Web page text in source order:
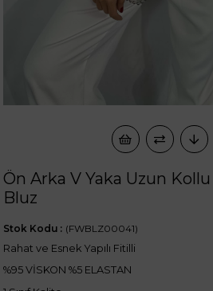
Ön Arka V Yaka Uzun
Bluz
(FWBLZ00041)
Stok Kodu
Rahat ve Esnek Yapılı Fitilli
%95 VİSKON %5 ELASTAN